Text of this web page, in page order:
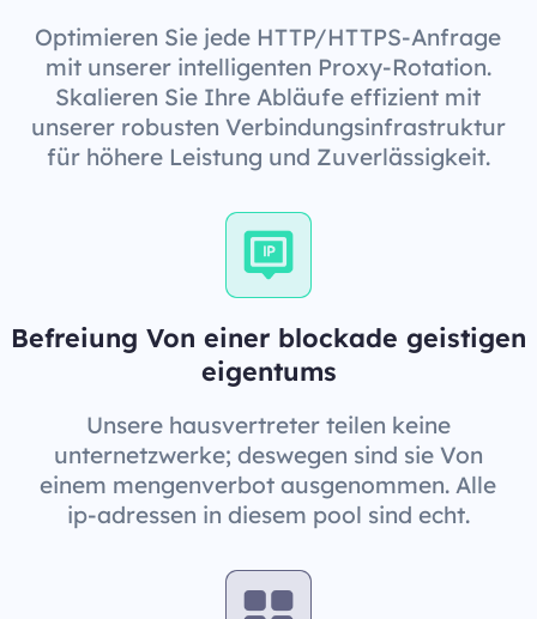
Optimieren Sie jede HTTP/HTTPS-Anfrage
mit unserer intelligenten Proxy-Rotation.
Skalieren Sie Ihre Abläufe effizient mit
unserer robusten Verbindungsinfrastruktur
für höhere Leistung und Zuverlässigkeit.
Befreiung Von einer blockade geistigen
eigentums
Unsere hausvertreter teilen keine
unternetzwerke; deswegen sind sie Von
einem mengenverbot ausgenommen. Alle
ip-adressen in diesem pool sind echt.